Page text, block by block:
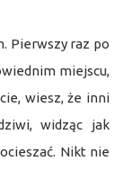
Pierwszy raz po
miejscu,
wiesz, że inni
widząc jak
Nikt nie